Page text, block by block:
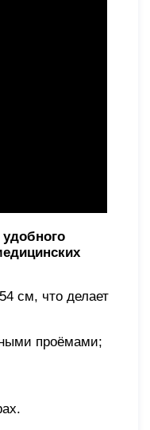
см, что делает
проёмами;